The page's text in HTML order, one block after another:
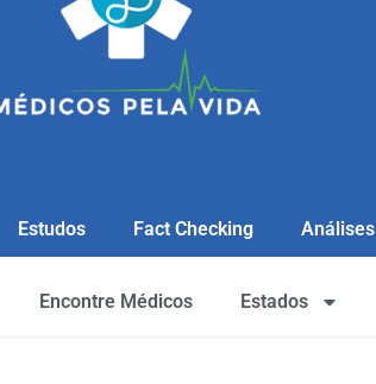
Estudos Fact Checking Análises
Encontre Médicos Estados